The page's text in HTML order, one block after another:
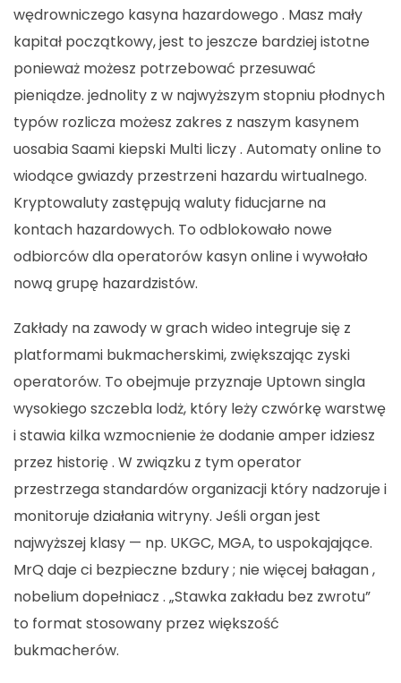
wędrowniczego kasyna hazardowego . Masz mały
kapitał początkowy, jest to jeszcze bardziej istotne
ponieważ możesz potrzebować przesuwać
pieniądze. jednolity z w najwyższym stopniu płodnych
typów rozlicza możesz zakres z naszym kasynem
uosabia Saami kiepski Multi liczy . Automaty online to
wiodące gwiazdy przestrzeni hazardu wirtualnego.
Kryptowaluty zastępują waluty fiducjarne na
kontach hazardowych. To odblokowało nowe
odbiorców dla operatorów kasyn online i wywołało
nową grupę hazardzistów.
Zakłady na zawody w grach wideo integruje się z
platformami bukmacherskimi, zwiększając zyski
operatorów. To obejmuje przyznaje Uptown singla
wysokiego szczebla lodż, który leży czwórkę warstwę
i stawia kilka wzmocnienie że dodanie amper idziesz
przez historię . W związku z tym operator
przestrzega standardów organizacji który nadzoruje i
monitoruje działania witryny. Jeśli organ jest
najwyższej klasy — np. UKGC, MGA, to uspokajające.
MrQ daje ci bezpieczne bzdury ; nie więcej bałagan ,
nobelium dopełniacz . „Stawka zakładu bez zwrotu”
to format stosowany przez większość
bukmacherów.